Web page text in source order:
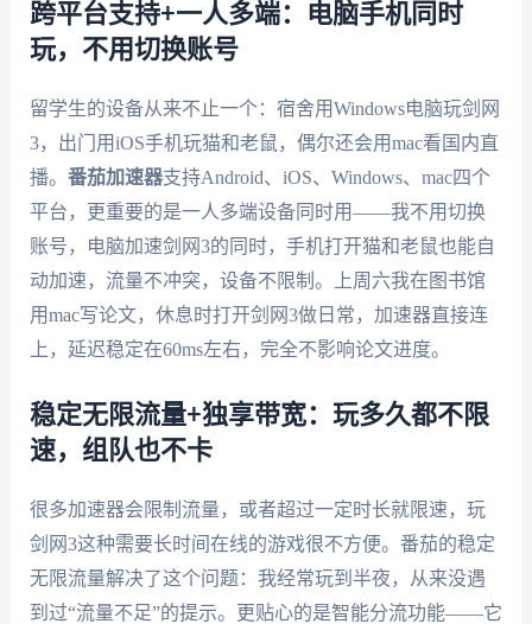
跨平台支持+一人多端：电脑手机同时
玩，不用切换账号
留学生的设备从来不止一个：宿舍用Windows电脑玩剑网
3，出门用iOS手机玩猫和老鼠，偶尔还会用mac看国内直
播。 番茄加速器支持Android、iOS、Windows、mac四个
平台，更重要的是一人多端设备同时用——我不用切换
账号，电脑加速剑网3的同时，手机打开猫和老鼠也能自
动加速，流量不冲突，设备不限制。上周六我在图书馆
用mac写论文，休息时打开剑网3做日常，加速器直接连
上，延迟稳定在60ms左右，完全不影响论文进度。
稳定无限流量+独享带宽：玩多久都不限
速，组队也不卡
很多加速器会限制流量，或者超过一定时长就限速，玩
剑网3这种需要长时间在线的游戏很不方便。番茄的稳定
无限流量解决了这个问题：我经常玩到半夜，从来没遇
到过“流量不足”的提示。更贴心的是智能分流功能——它